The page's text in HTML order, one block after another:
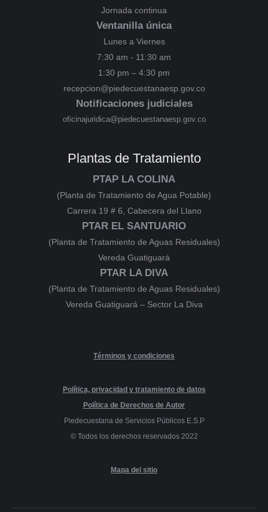
Jornada continua
Ventanilla única
Lunes a Viernes
7:30 am - 11:30 am
1:30 pm – 4:30 pm
recepcion@piedecuestanaesp.gov.co
Notificaciones judiciales
oficinajuridica@piedecuestanaesp.gov.co
Plantas de Tratamiento
PTAP LA COLINA
(Planta de Tratamiento de Agua Potable)
Carrera 19 # 6, Cabecera del Llano
PTAR EL SANTUARIO
(Planta de Tratamiento de Aguas Residuales)
Vereda Guatiguará
PTAR LA DIVA
(Planta de Tratamiento de Aguas Residuales)
Vereda Guatiguará – Sector La Diva
Términos y condiciones
Política, privacidad y tratamiento de datos
Política de Derechos de Autor
Piedecuestana de Servicios Públicos E.S.P
© Todos los derechos reservados 2022
Mapa del sitio